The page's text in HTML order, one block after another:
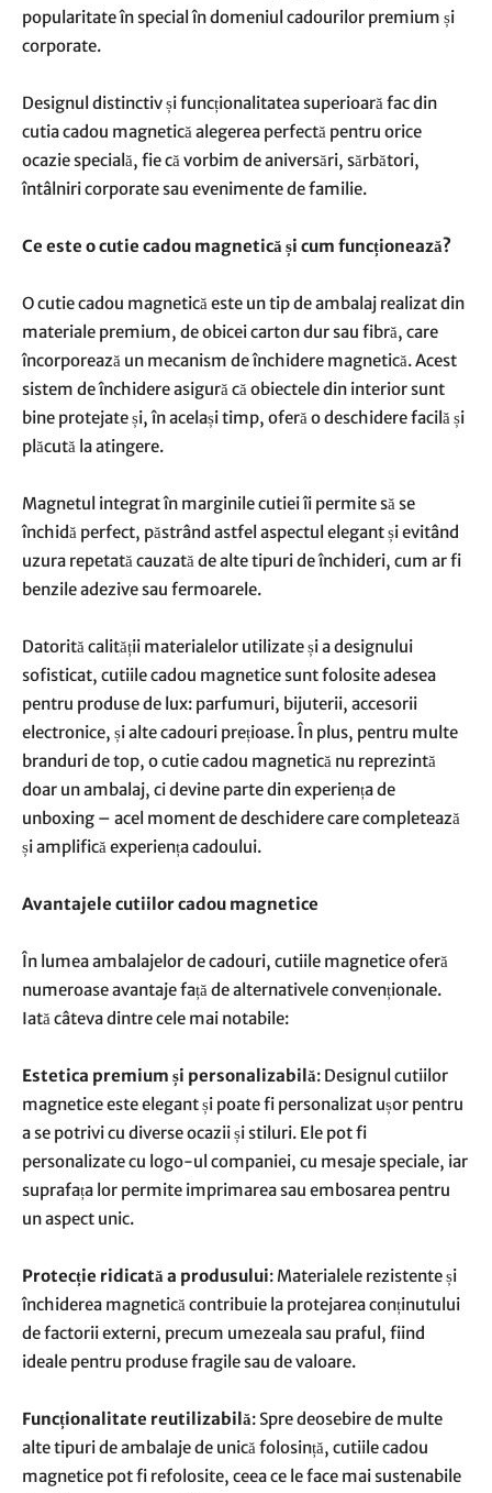
popularitate în special în domeniul cadourilor premium și
corporate.
Designul distinctiv și funcționalitatea superioară fac din
cutia cadou magnetică alegerea perfectă pentru orice
ocazie specială, fie că vorbim de aniversări, sărbători,
întâlniri corporate sau evenimente de familie.
Ce este o cutie cadou magnetică și cum funcționează?
O cutie cadou magnetică este un tip de ambalaj realizat din
materiale premium, de obicei carton dur sau fibră, care
încorporează un mecanism de închidere magnetică. Acest
sistem de închidere asigură că obiectele din interior sunt
bine protejate și, în același timp, oferă o deschidere facilă și
plăcută la atingere.
Magnetul integrat în marginile cutiei îi permite să se
închidă perfect, păstrând astfel aspectul elegant și evitând
uzura repetată cauzată de alte tipuri de închideri, cum ar fi
benzile adezive sau fermoarele.
Datorită calității materialelor utilizate și a designului
sofisticat, cutiile cadou magnetice sunt folosite adesea
pentru produse de lux: parfumuri, bijuterii, accesorii
electronice, și alte cadouri prețioase. În plus, pentru multe
branduri de top, o cutie cadou magnetică nu reprezintă
doar un ambalaj, ci devine parte din experiența de
unboxing – acel moment de deschidere care completează
și amplifică experiența cadoului.
Avantajele cutiilor cadou magnetice
În lumea ambalajelor de cadouri, cutiile magnetice oferă
numeroase avantaje față de alternativele convenționale.
Iată câteva dintre cele mai notabile:
Estetica premium și personalizabilă: Designul cutiilor
magnetice este elegant și poate fi personalizat ușor pentru
a se potrivi cu diverse ocazii și stiluri. Ele pot fi
personalizate cu logo-ul companiei, cu mesaje speciale, iar
suprafața lor permite imprimarea sau embosarea pentru
un aspect unic.
Protecție ridicată a produsului: Materialele rezistente și
închiderea magnetică contribuie la protejarea conținutului
de factorii externi, precum umezeala sau praful, fiind
ideale pentru produse fragile sau de valoare.
Funcționalitate reutilizabilă: Spre deosebire de multe
alte tipuri de ambalaje de unică folosință, cutiile cadou
magnetice pot fi refolosite, ceea ce le face mai sustenabile